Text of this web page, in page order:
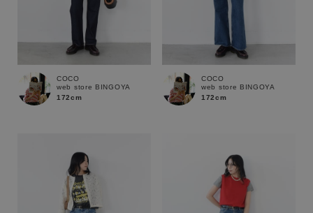
ブランド
COCO
web store BINGOYA
172cm
COCO
web store BINGOYA
172cm